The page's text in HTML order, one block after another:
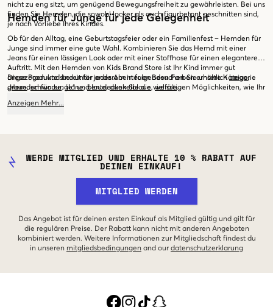
nicht zu eng sitzt, um genügend Bewegungsfreiheit zu gewährleisten. Bei uns
finden Sie Hemden, die sowohl locker als auch figurbetont geschnitten sind,
je nach Vorliebe Ihres Kindes.
Hemden für Junge für jede Gelegenheit
Ob für den Alltag, eine Geburtstagsfeier oder ein Familienfest – Hemden für
Junge sind immer eine gute Wahl. Kombinieren Sie das Hemd mit einer
Jeans für einen lässigen Look oder mit einer Stoffhose für einen eleganteren
Auftritt. Mit den Hemden von Kids Brand Store ist Ihr Kind immer gut
angezogen und bereit für jedes Abenteuer. Besuchen Sie unsere Kategorie
„Hemden für Junge“ und entdecken Sie die vielfältigen Möglichkeiten, wie Ihr
und Ihrem Kind zu helfen, das perfekte Hemd zu finden.
Diese Produkte sind unter anderem in folgenden Farben erhältlichbeige,
graue,schwarze,lilane,blaue,dunkelblaue,weisse.
Anzeigen Mehr...
WERDE MITGLIED UND ERHALTE 10 % RABATT AUF
DEINEN EINKAUF!
MITGLIED WERDEN
Das Angebot ist für deinen ersten Einkauf als Mitglied gültig und gilt für
die regulären Preise. Der Rabatt kann nicht mit anderen Angeboten
kombiniert werden. Weitere Informationen zur Mitgliedschaft findest du
in unseren mitgliedsbedingungen and our datenschutzerklarung